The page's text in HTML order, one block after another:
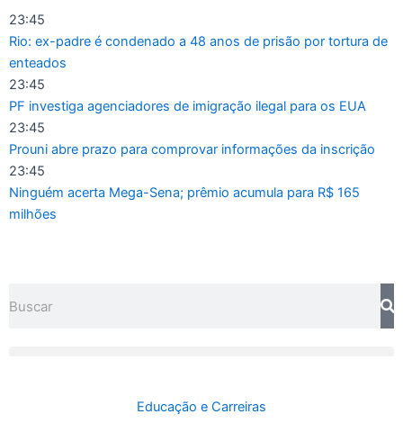
23:45
Rio: ex-padre é condenado a 48 anos de prisão por tortura de
enteados
23:45
PF investiga agenciadores de imigração ilegal para os EUA
23:45
Prouni abre prazo para comprovar informações da inscrição
23:45
Ninguém acerta Mega-Sena; prêmio acumula para R$ 165
milhões
Educação e Carreiras